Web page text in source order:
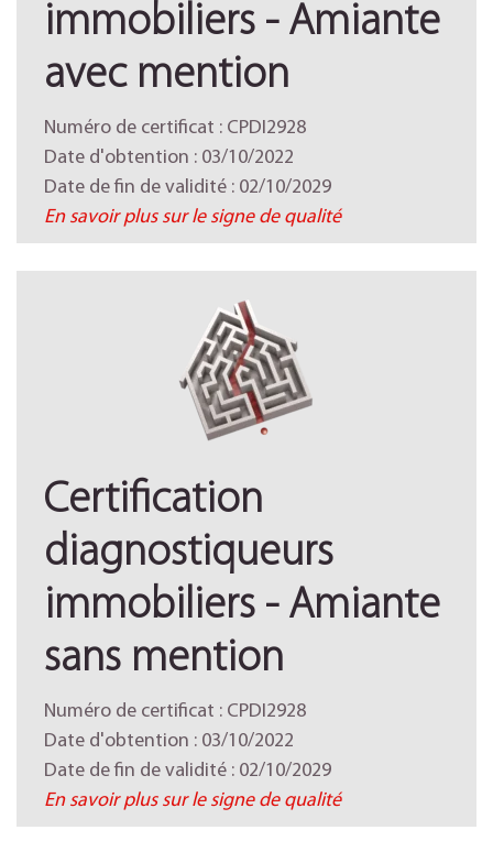
immobiliers - Amiante
avec mention
Numéro de certificat : CPDI2928
Date d'obtention : 03/10/2022
Date de fin de validité : 02/10/2029
En savoir plus sur le signe de qualité
Certification
diagnostiqueurs
immobiliers - Amiante
sans mention
Numéro de certificat : CPDI2928
Date d'obtention : 03/10/2022
Date de fin de validité : 02/10/2029
En savoir plus sur le signe de qualité